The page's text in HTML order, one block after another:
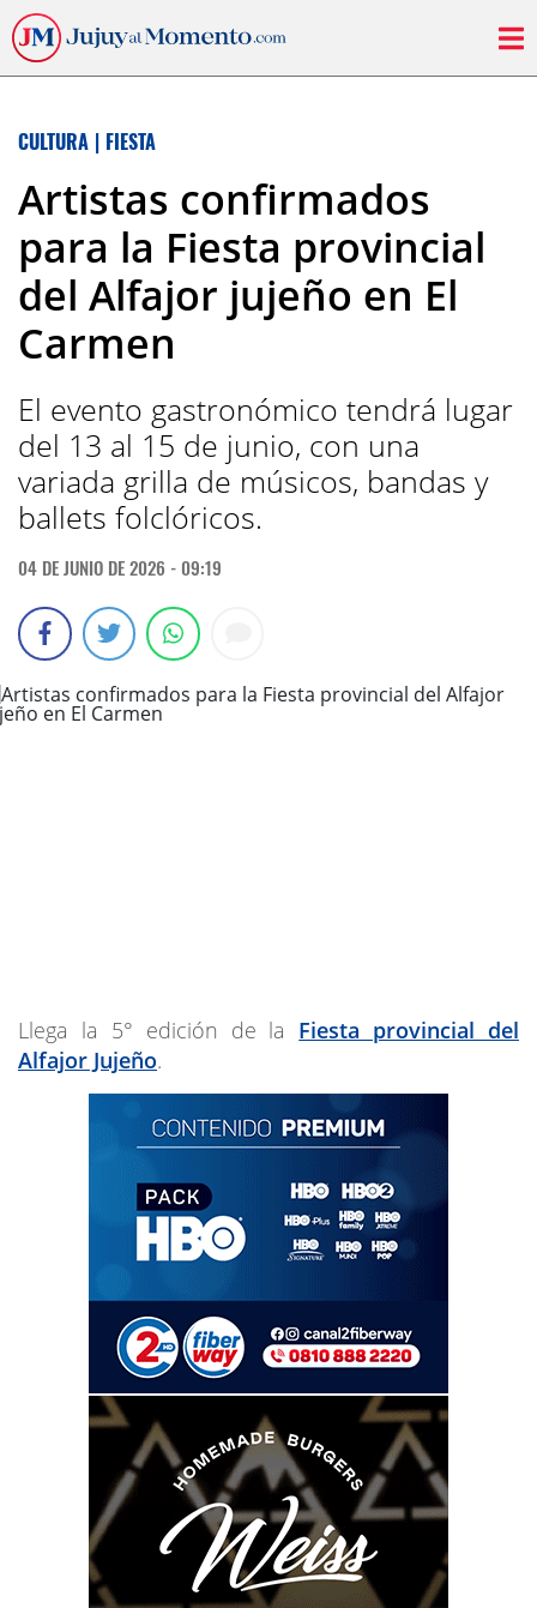
CULTURA | FIESTA
Artistas confirmados
para la Fiesta provincial
del Alfajor jujeño en El
Carmen
El evento gastronómico tendrá lugar
del 13 al 15 de junio, con una
variada grilla de músicos, bandas y
ballets folclóricos.
04 DE JUNIO DE 2026 - 09:19
Llega la 5° edición de la Fiesta provincial del
Alfajor Jujeño.